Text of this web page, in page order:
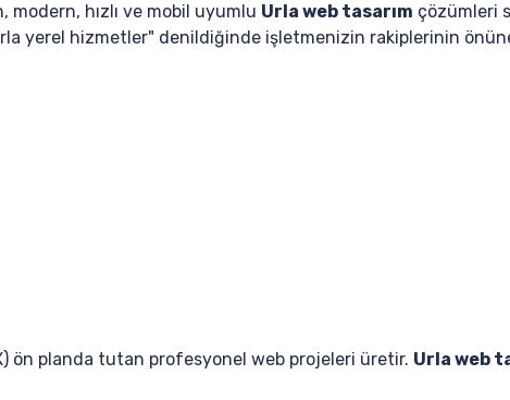
modern, hızlı ve mobil uyumlu Urla web tasarım çözümleri
yerel hizmetler" denildiğinde işletmenizin rakiplerinin
ön planda tutan profesyonel web projeleri üretir. Urla web